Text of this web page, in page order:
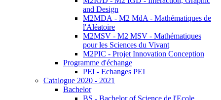
and Design
M2MDA - M2 MdA - Mathématiques de
l'Aléatoire
M2MSV - M2 MSV - Mathématiques
pour les Sciences du Vivant
M2PIC - Projet Innovation Conception
Programme d'échange
PEI - Echanges PEI
Catalogue 2020 - 2021
Bachelor
BS - Bachelor of Science de l'Ecole